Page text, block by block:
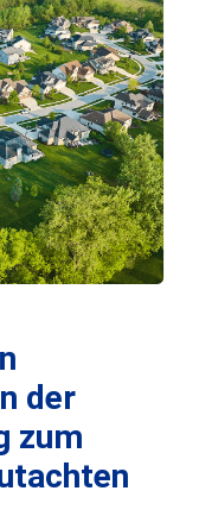
der
zum